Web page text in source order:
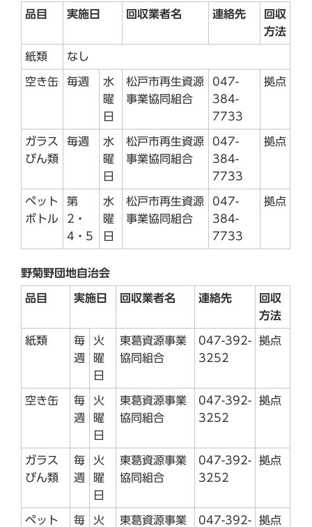
品目 実施日 回収業者名 連絡先
回収
方法
紙類 なし
空き缶 毎週
水
曜
日
松戸市再生資源
事業協同組合
047-
384-
7733
拠点
ガラス
びん類
毎週
水
曜
日
松戸市再生資源
事業協同組合
047-
384-
7733
拠点
ペット
ボトル
第
2・
4・5
水
曜
日
松戸市再生資源
事業協同組合
047-
384-
7733
拠点
野菊野団地自治会
品目 実施日 回収業者名 連絡先
回収
方法
紙類
毎
週
火
曜
日
東葛資源事業
協同組合
047-392-
3252
拠点
空き缶
毎
週
火
曜
日
東葛資源事業
協同組合
047-392-
3252
拠点
ガラス
びん類
毎
週
火
曜
日
東葛資源事業
協同組合
047-392-
3252
拠点
ペット
毎
火
東葛資源事業
047-392-
拠点